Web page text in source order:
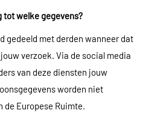
tot welke gegevens?
gedeeld met derden wanneer dat
verzoek. Via de social media
van deze diensten jouw
worden niet
de Europese Ruimte.